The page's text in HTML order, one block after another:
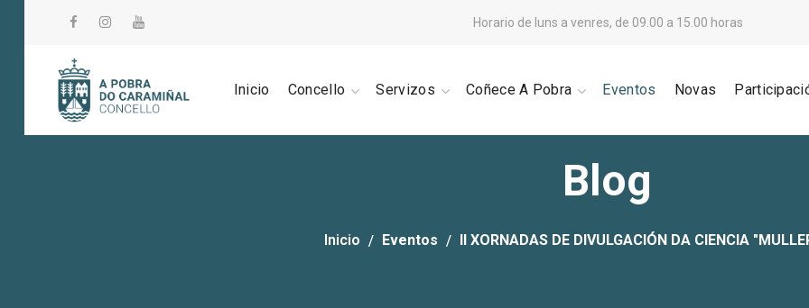
Horario de luns a venres, de 09.00 a 15.00 horas
Inicio Concello Servizos Coñece A Pobra Eventos Novas
Blog
Inicio Eventos II XORNADAS DE DIVULGACIÓN DA CIENCIA